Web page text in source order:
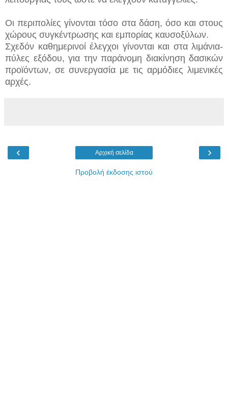
Οι περιπολίες γίνονται τόσο στα δάση, όσο και στους
χώρους συγκέντρωσης και εμπορίας καυσοξύλων.
Σχεδόν καθημερινοί έλεγχοι γίνονται και στα λιμάνια-
πύλες εξόδου, για την παράνομη διακίνηση δασικών
προϊόντων, σε συνεργασία με τις αρμόδιες λιμενικές
αρχές.
‹ ›
Αρχική σελίδα
Προβολή έκδοσης ιστού